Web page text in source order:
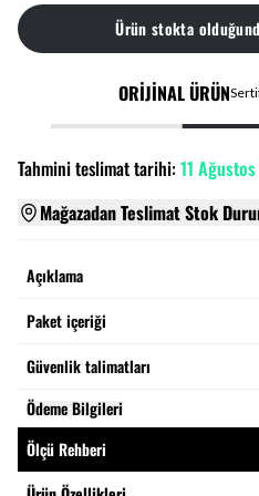
Ürün stokta
ORİJİNAL ÜRÜN
Tahmini teslimat tarihi:11 Ağustos
Mağazadan Teslimat Stok
Açıklama
Paket içeriği
Güvenlik talimatları
Ödeme Bilgileri
Ölçü Rehberi